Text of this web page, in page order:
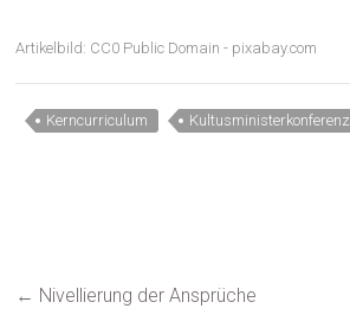
Artikelbild: CC0 Public Domain - pixabay.com
Kerncurriculum Kultusministerkonferenz
← Nivellierung der Ansprüche